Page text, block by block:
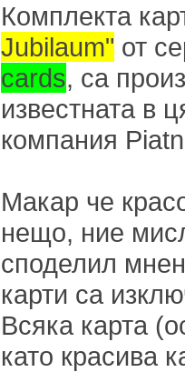
Комплекта
Jubilaum" от
cards, са
известната в
компания
Макар че
нещо, ние
споделил
карти са
Всяка карта
като красива